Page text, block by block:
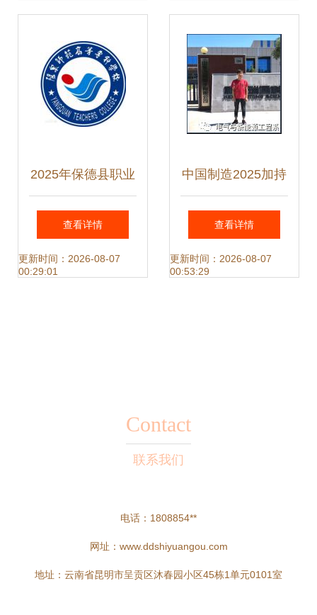
2025年保德县职业
中学校“3+2”分段大
专班机电一体化技
查看详情
更新时间：2026-08-07
00:29:01
中国制造2025加持
机电一体化技术专
业迎来绝佳发展机
查看详情
更新时间：2026-08-07
00:53:29
Contact
联系我们
电话：1808854**
网址： www.ddshiyuangou.com
地址：云南省昆明市呈贡区沐春园小区45栋1单元0101室